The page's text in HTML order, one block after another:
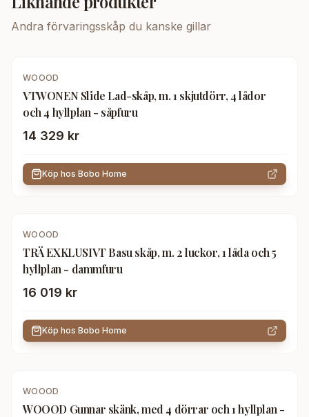
Andra förvaringsskåp du kanske gillar
WOOOD
VTWONEN Slide Lad-skåp, m. 1 skjutdörr, 4 lådor
och 4 hyllplan - såpfuru
14 329 kr
Köp hos Bobo Home
WOOOD
TRÄ EXKLUSIVT Basu skåp, m. 2 luckor, 1 låda och 5
hyllplan - dammfuru
16 019 kr
Köp hos Bobo Home
WOOOD
WOOOD Gunnar skänk, med 4 dörrar och 1 hyllplan -